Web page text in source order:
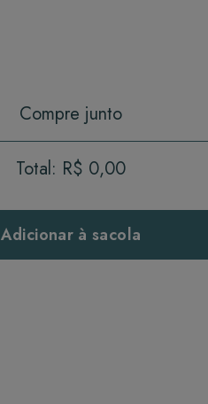
Compre junto
Total: R$ 0,00
Adicionar à sacola